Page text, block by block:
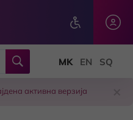
активна верзија